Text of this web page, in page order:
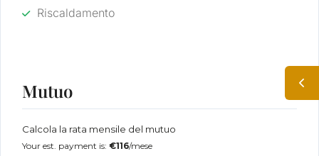
Riscaldamento
Mutuo
Calcola la rata mensile del mutuo
Your est. payment is: €116/mese